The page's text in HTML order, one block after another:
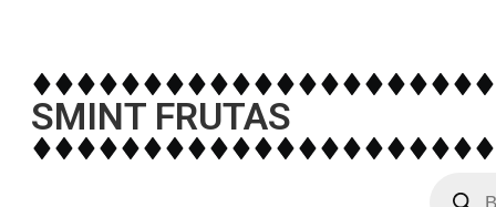
SMINT FRUTAS